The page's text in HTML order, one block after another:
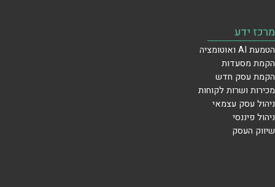
מרכז ידע
הטמעת AI ואוטומציה
הקמת מסעדות
הקמת עסק חדש
מכירות ושרות לקוחות
ניהול עסק עצמאי
ניהול פיננסי
שיווק העסק